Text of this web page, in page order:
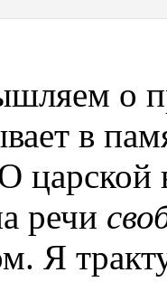
о
в
царской
речи
Я